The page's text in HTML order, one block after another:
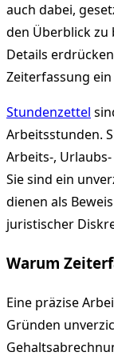
auch dabei,
den Überblick zu
Details
Zeiterfassung
Stundenzettel
Arbeitsstunden.
Arbeits-,
Sie sind ein
dienen als
juristischer
Warum
Eine präzise
Gründen